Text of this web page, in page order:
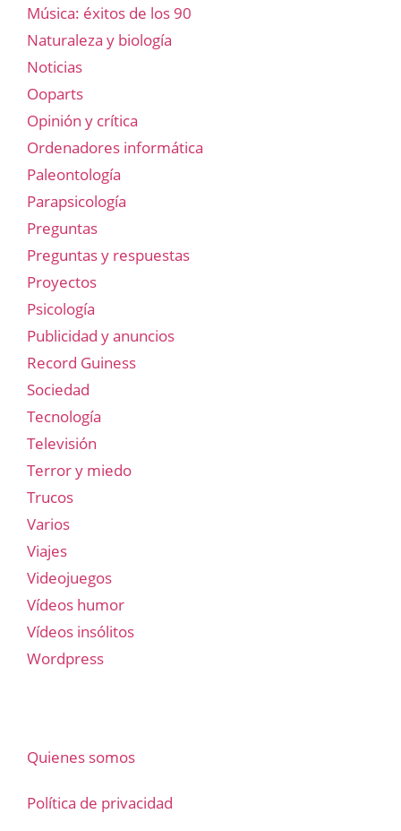
Música: éxitos de los 90
Naturaleza y biología
Noticias
Ooparts
Opinión y crítica
Ordenadores informática
Paleontología
Parapsicología
Preguntas
Preguntas y respuestas
Proyectos
Psicología
Publicidad y anuncios
Record Guiness
Sociedad
Tecnología
Televisión
Terror y miedo
Trucos
Varios
Viajes
Videojuegos
Vídeos humor
Vídeos insólitos
Wordpress
Quienes somos
Política de privacidad